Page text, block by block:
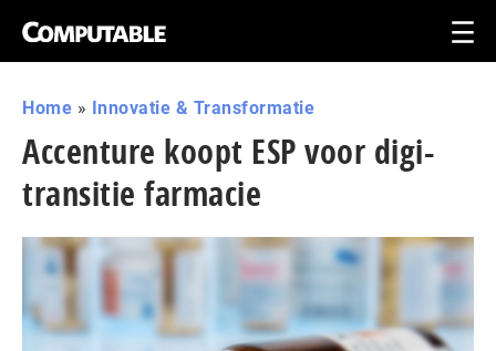
Home » Innovatie & Transformatie
Accenture koopt ESP voor digi-
transitie farmacie